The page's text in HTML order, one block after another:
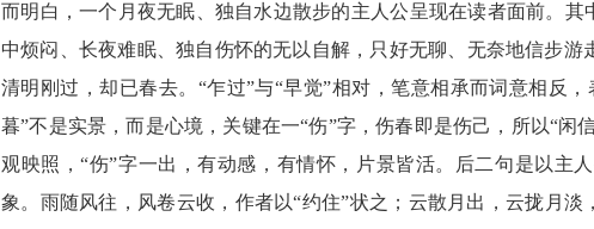
而明白，一个月夜无眠、独自水边散步的主人公呈现在读者面前。
中烦闷、长夜难眠、独自伤怀的无以自解，只好无聊、无奈地信步游
清明刚过，却已春去。“乍过”与“早觉”相对，笔意相承而词意相反
暮”不是实景，而是心境，关键在一“伤”字，伤春即是伤己，所以“闲
观映照，“伤”字一出，有动感，有情怀，片景皆活。后二句是以主
象。雨随风往，风卷云收，作者以“约住”状之；云散月出，云拢月